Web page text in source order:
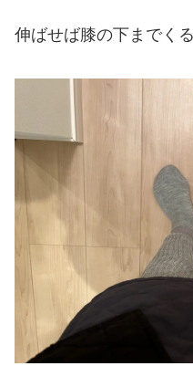
伸ばせば膝の下までく